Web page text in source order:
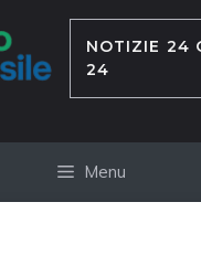
NOTIZIE 24
24
Menu